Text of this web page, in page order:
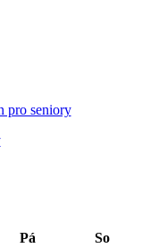
pro seniory
Pá So